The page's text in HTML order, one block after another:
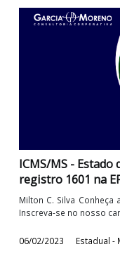
ICMS/MS -
Veículos de